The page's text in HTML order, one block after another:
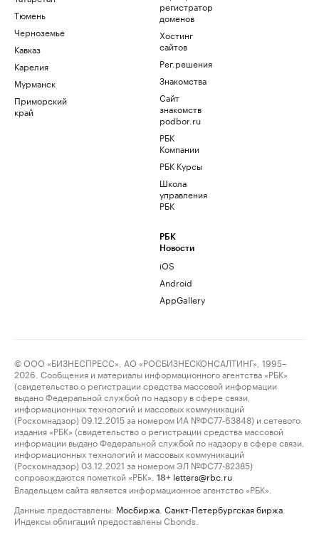
Тюмень
Черноземье
Кавказ
Карелия
Мурманск
Приморский
край
регистратор
доменов
Хостинг
сайтов
Рег.решения
Знакомства
Сайт
знакомств
podbor.ru
РБК
Компании
РБК Курсы
Школа
управления
РБК
РБК
Новости
iOS
Android
AppGallery
© ООО «БИЗНЕСПРЕСС», АО «РОСБИЗНЕСКОНСАЛТИНГ», 1995–
2026. Сообщения и материалы информационного агентства «РБК»
(свидетельство о регистрации средства массовой информации
выдано Федеральной службой по надзору в сфере связи,
информационных технологий и массовых коммуникаций
(Роскомнадзор) 09.12.2015 за номером ИА №ФС77-63848) и сетевого
издания «РБК» (свидетельство о регистрации средства массовой
информации выдано Федеральной службой по надзору в сфере связи,
информационных технологий и массовых коммуникаций
(Роскомнадзор) 03.12.2021 за номером ЭЛ №ФС77-82385)
сопровождаются пометкой «РБК».
18+ letters@rbc.ru
Владельцем сайта является информационное агентство «РБК».
Данные предоставлены: Мосбиржа Санкт-Петербургская биржа
Индексы облигаций предоставлены Cbonds.